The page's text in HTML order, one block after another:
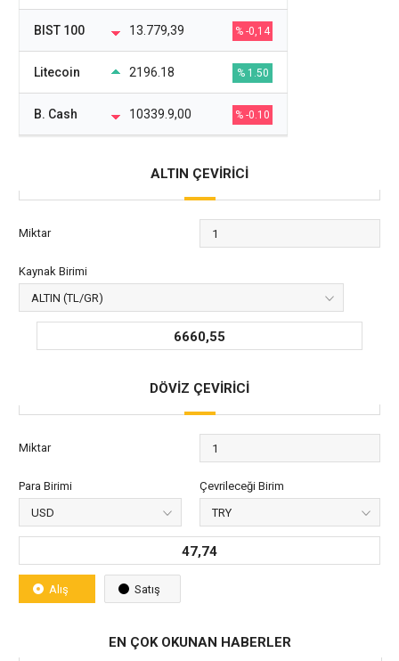
BIST 100 13.779,39 % -0,14
Litecoin 2196.18 % 1.50
B. Cash 10339.9,00 % -0.10
ALTIN ÇEVİRİCİ
Miktar
Kaynak Birimi
6660,55
DÖVİZ ÇEVİRİCİ
Miktar
Para Birimi Çevrileceği Birim
47,74
Alış Satış
EN ÇOK OKUNAN HABERLER